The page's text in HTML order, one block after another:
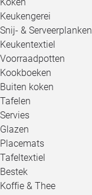
Keukengerei
Snij- & Serveerplanken
Keukentextiel
Voorraadpotten
Kookboeken
Buiten koken
Tafelen
Servies
Glazen
Placemats
Tafeltextiel
Bestek
Koffie & Thee